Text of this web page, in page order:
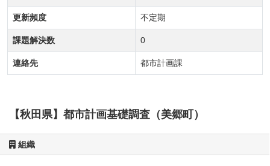
【秋田県】都市計画基礎調査（美郷町）
組織
更新頻度 不定期
課題解決数 0
連絡先 都市計画課